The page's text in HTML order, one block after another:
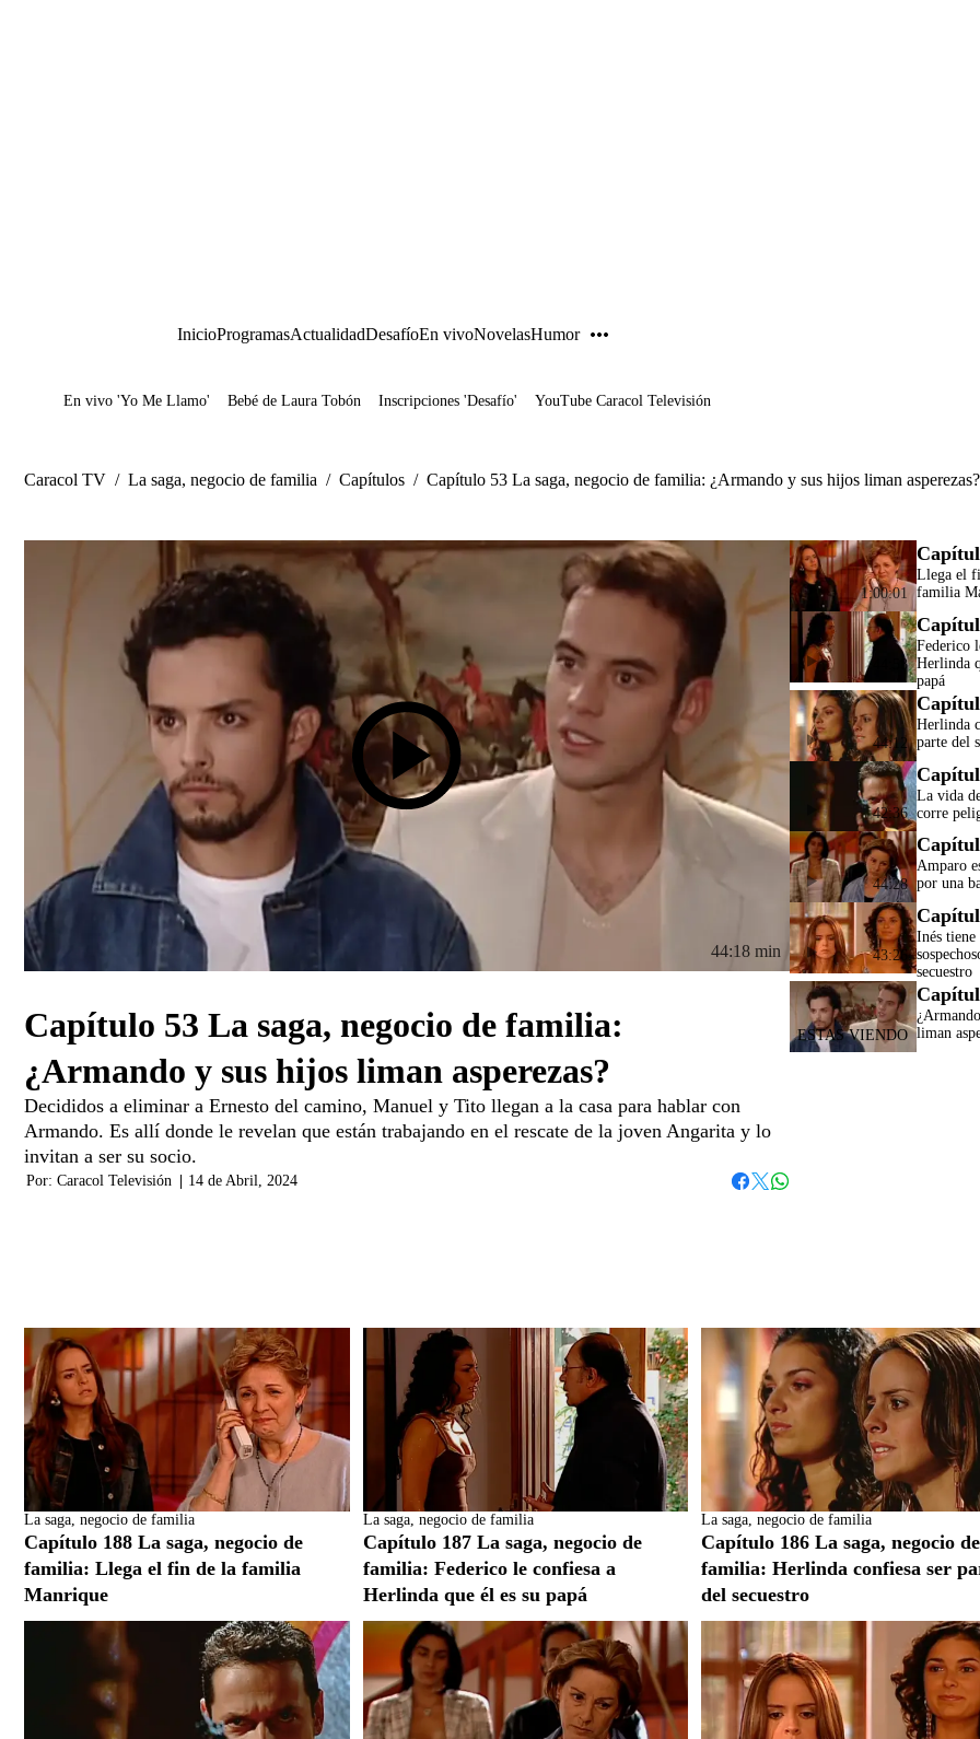
InicioProgramasActualidadDesafíoEn vivoNovelasHumor
Juegos
En vivo 'Yo Me Llamo' Bebé de Laura Tobón Inscripciones 'Desafío' YouTube Caracol Televisión
Caracol TV / La saga, negocio de familia / Capítulos / Capítulo 53 La saga, negocio de familia: ¿Armando y sus hijos liman asperezas?
44:18 min
Capítulo 53 La saga, negocio de familia:
¿Armando y sus hijos liman asperezas?
Decididos a eliminar a Ernesto del camino, Manuel y Tito llegan a la casa para hablar con
Armando. Es allí donde le revelan que están trabajando en el rescate de la joven Angarita y lo
invitan a ser su socio.
Por: Caracol Televisión
14 de Abril, 2024
1:00:01
Llega el
familia
44:58
Federico
Herlinda
papá
44:12
Herlinda
parte del
42:36
La vida
corre
44:28
Amparo
por una
43:26
Inés tiene
secuestro
liman
La saga, negocio de familia
Capítulo 188 La saga, negocio de
familia: Llega el fin de la familia
Manrique
La saga, negocio de familia
Capítulo 187 La saga, negocio de
familia: Federico le confiesa a
Herlinda que él es su papá
La saga, negocio de familia
Capítulo 186 La saga, negocio de
familia: Herlinda confiesa ser
del secuestro